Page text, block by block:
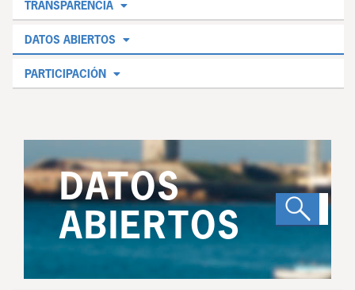
TRANSPARENCIA
DATOS ABIERTOS
PARTICIPACIÓN
DATOS
ABIERTOS